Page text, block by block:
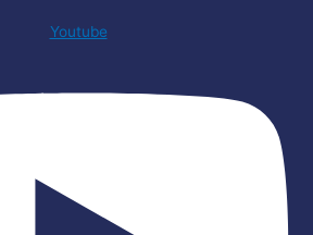
Youtube